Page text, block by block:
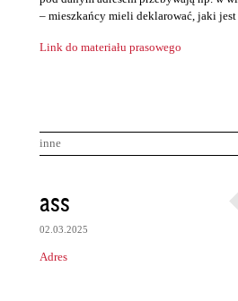
– mieszkańcy mieli deklarować, jaki
Link do materiału prasowego
inne
K
o
m
e
ass
02.03.2025
Adres